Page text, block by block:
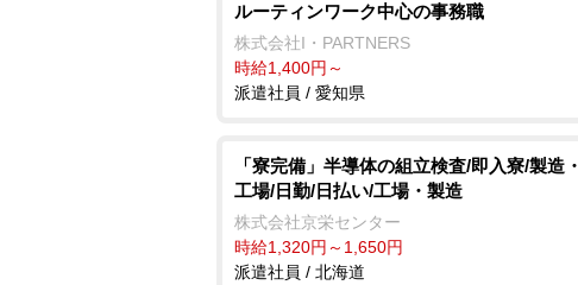
ルーティンワーク中心の事務職
株式会社I・PARTNERS
時給1,400円～
派遣社員 / 愛知県
「寮完備」半導体の組立検査/即入寮/製造・
工場/日勤/日払い/工場・製造
株式会社京栄センター
時給1,320円～1,650円
派遣社員 / 北海道